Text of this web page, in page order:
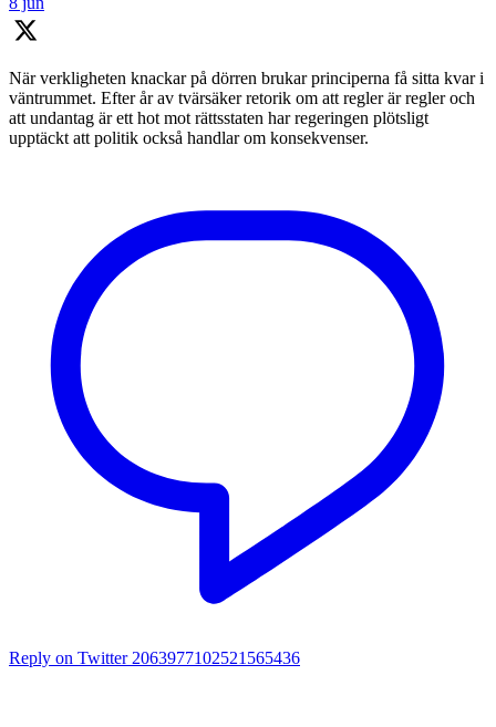
När verkligheten knackar på dörren brukar principerna få sitta kvar i
väntrummet. Efter år av tvärsäker retorik om att regler är regler och
att undantag är ett hot mot rättsstaten har regeringen plötsligt
upptäckt att politik också handlar om konsekvenser.
Reply on Twitter 2063977102521565436